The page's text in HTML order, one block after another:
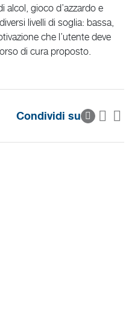
alcol, gioco d’azzardo e
livelli di soglia: bassa,
che l’utente deve
di cura proposto.
Condividi su